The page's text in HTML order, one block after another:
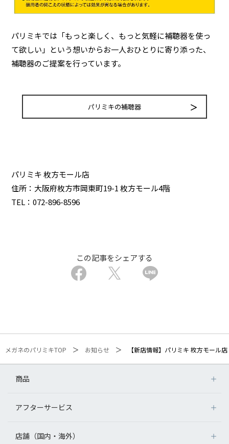
パリミキでは「もっと楽しく、もっと気軽に補聴器を使っ
て欲しい」という想いからお一人おひとりに寄り添った、
補聴器のご提案を行っています。
パリミキの補聴器
パリミキ 枚方モール店
住所：大阪府枚方市岡東町19-1 枚方モール4階
TEL：072-896-8596
この記事をシェアする
メガネのパリミキTOP お知らせ 【新店情報】パリミキ 枚方モール
商品
アフターサービス
店舗（国内・海外）